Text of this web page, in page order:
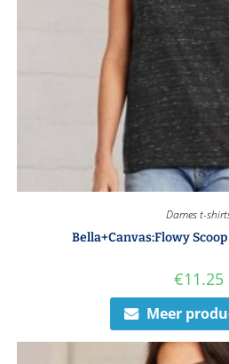
Dames t-
Bella+Canvas:Flowy
€11.25
Meer